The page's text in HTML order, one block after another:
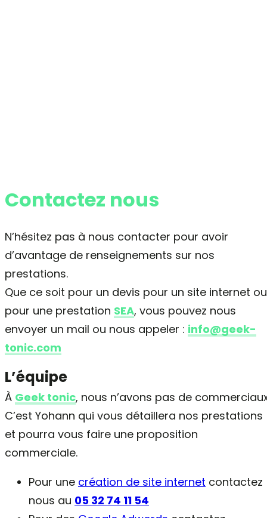
Contactez nous
N’hésitez pas à nous contacter pour avoir
d’avantage de renseignements sur nos
prestations.
Que ce soit pour un devis pour un site internet ou
pour une prestation SEA, vous pouvez nous
envoyer un mail ou nous appeler : info@geek-
tonic.com
L’équipe
À Geek tonic, nous n’avons pas de
C’est Yohann qui vous détaillera nos prestations
et pourra vous faire une proposition
commerciale.
Pour une création de site internet contactez
nous au 05 32 74 11 54